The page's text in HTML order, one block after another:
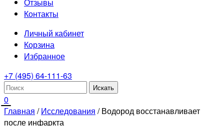
Контакты
Личный кабинет
Корзина
Избранное
+7 (495) 64-111-63
0
Главная /Исследования /Водород восстанавливает
после инфаркта